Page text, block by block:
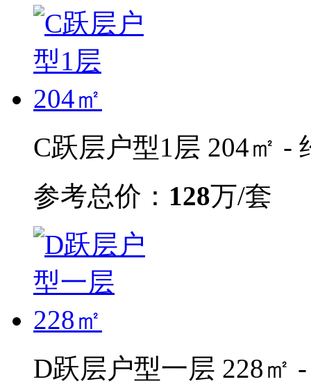
C跃层户型1层 204㎡ -
参考总价： 128万/套
D跃层户型一层 228㎡